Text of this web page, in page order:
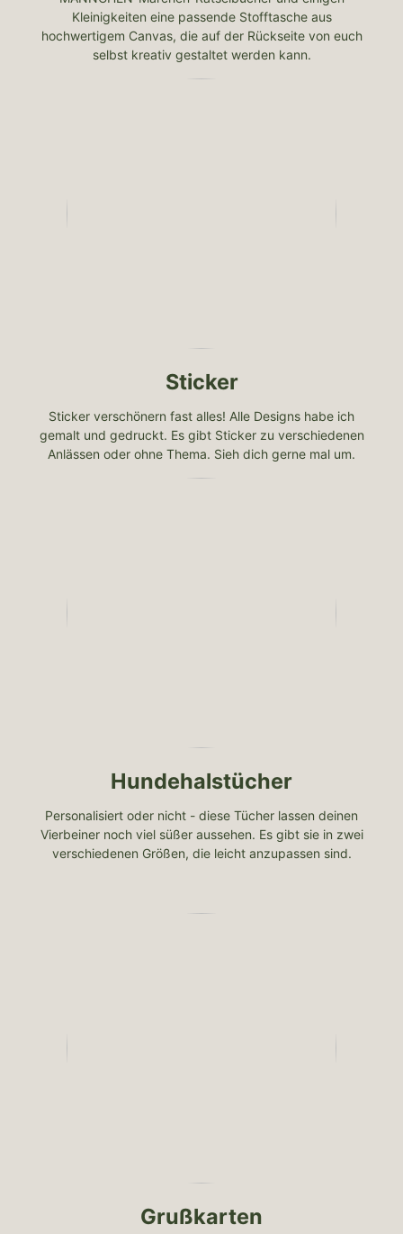
Kleinigkeiten eine passende Stofftasche aus
hochwertigem Canvas, die auf der Rückseite von euch
selbst kreativ gestaltet werden kann.
Sticker
Sticker verschönern fast alles! Alle Designs habe ich
gemalt und gedruckt. Es gibt Sticker zu verschiedenen
Anlässen oder ohne Thema. Sieh dich gerne mal um.
Hundehalstücher
Personalisiert oder nicht - diese Tücher lassen deinen
Vierbeiner noch viel süßer aussehen. Es gibt sie in zwei
verschiedenen Größen, die leicht anzupassen sind.
Grußkarten